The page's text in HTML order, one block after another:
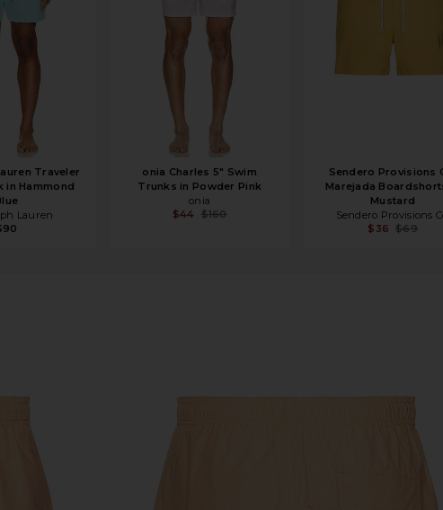
Traveler
in Hammond
Lauren
onia Charles 5" Swim
Trunks in Powder Pink
onia
$44
$160
Sendero Provisions
Marejada
Mustard
Sendero Provisions
$36 $69